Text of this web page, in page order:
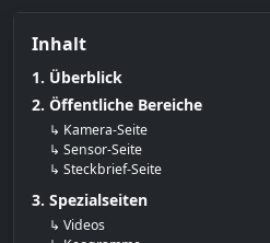
Inhalt
1. Überblick
2. Öffentliche Bereiche
↳ Kamera-Seite
↳ Sensor-Seite
↳ Steckbrief-Seite
3. Spezialseiten
↳ Videos